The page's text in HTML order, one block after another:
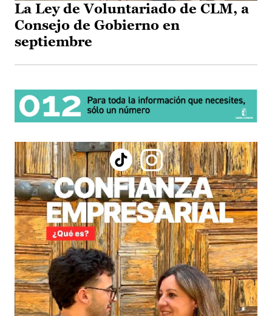
La Ley de Voluntariado de CLM, a
Consejo de Gobierno en
septiembre